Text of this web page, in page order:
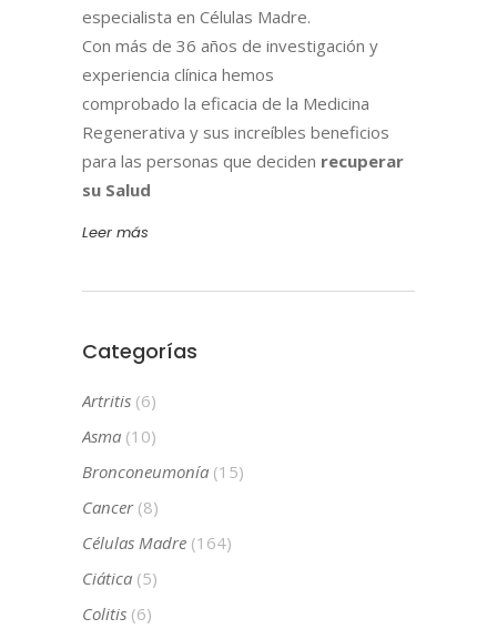
especialista en Células Madre.
Con más de 36 años de investigación y
experiencia clínica hemos
comprobado la eficacia de la Medicina
Regenerativa y sus increíbles beneficios
para las personas que deciden recuperar
su Salud
Leer más
Categorías
Artritis (6)
Asma (10)
Bronconeumonía (15)
Cancer(8)
Células Madre (164)
Ciática (5)
Colitis (6)